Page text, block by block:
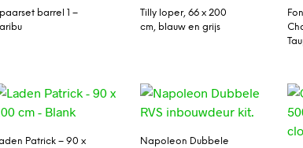
barrel 1 –
Tilly loper, 66 x 200
cm, blauw en grijs
Patrick – 90 x
Napoleon Dubbele